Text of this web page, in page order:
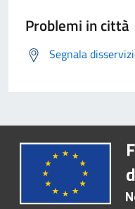
Problemi in città
Segnala